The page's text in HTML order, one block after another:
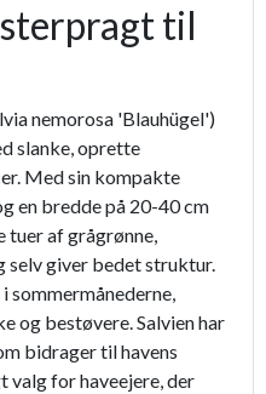
til
nemorosa 'Blauhügel')
slanke, oprette
Med sin kompakte
en bredde på 20-40 cm
tuer af grågrønne,
selv giver bedet struktur.
sommermånederne,
bestøvere. Salvien har
bidrager til havens
valg for haveejere, der